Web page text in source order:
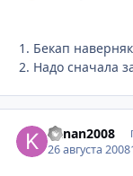
1. Бекап
2. Надо сначала
kanan2008
26 августа 2008